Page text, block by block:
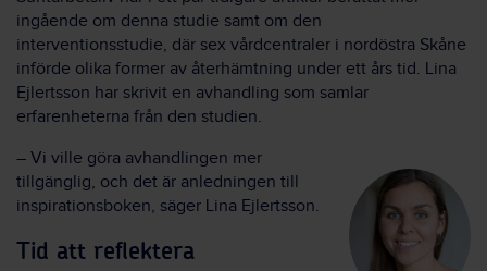
ingående om denna studie samt om den
interventionsstudie, där sex vårdcentraler i nordöstra Skåne
införde olika former av återhämtning under ett års tid. Lina
Ejlertsson har skrivit en avhandling som samlar
erfarenheterna från den studien.
– Vi ville göra avhandlingen mer
tillgänglig, och det är anledningen till
inspirationsboken, säger Lina Ejlertsson.
Tid att reflektera